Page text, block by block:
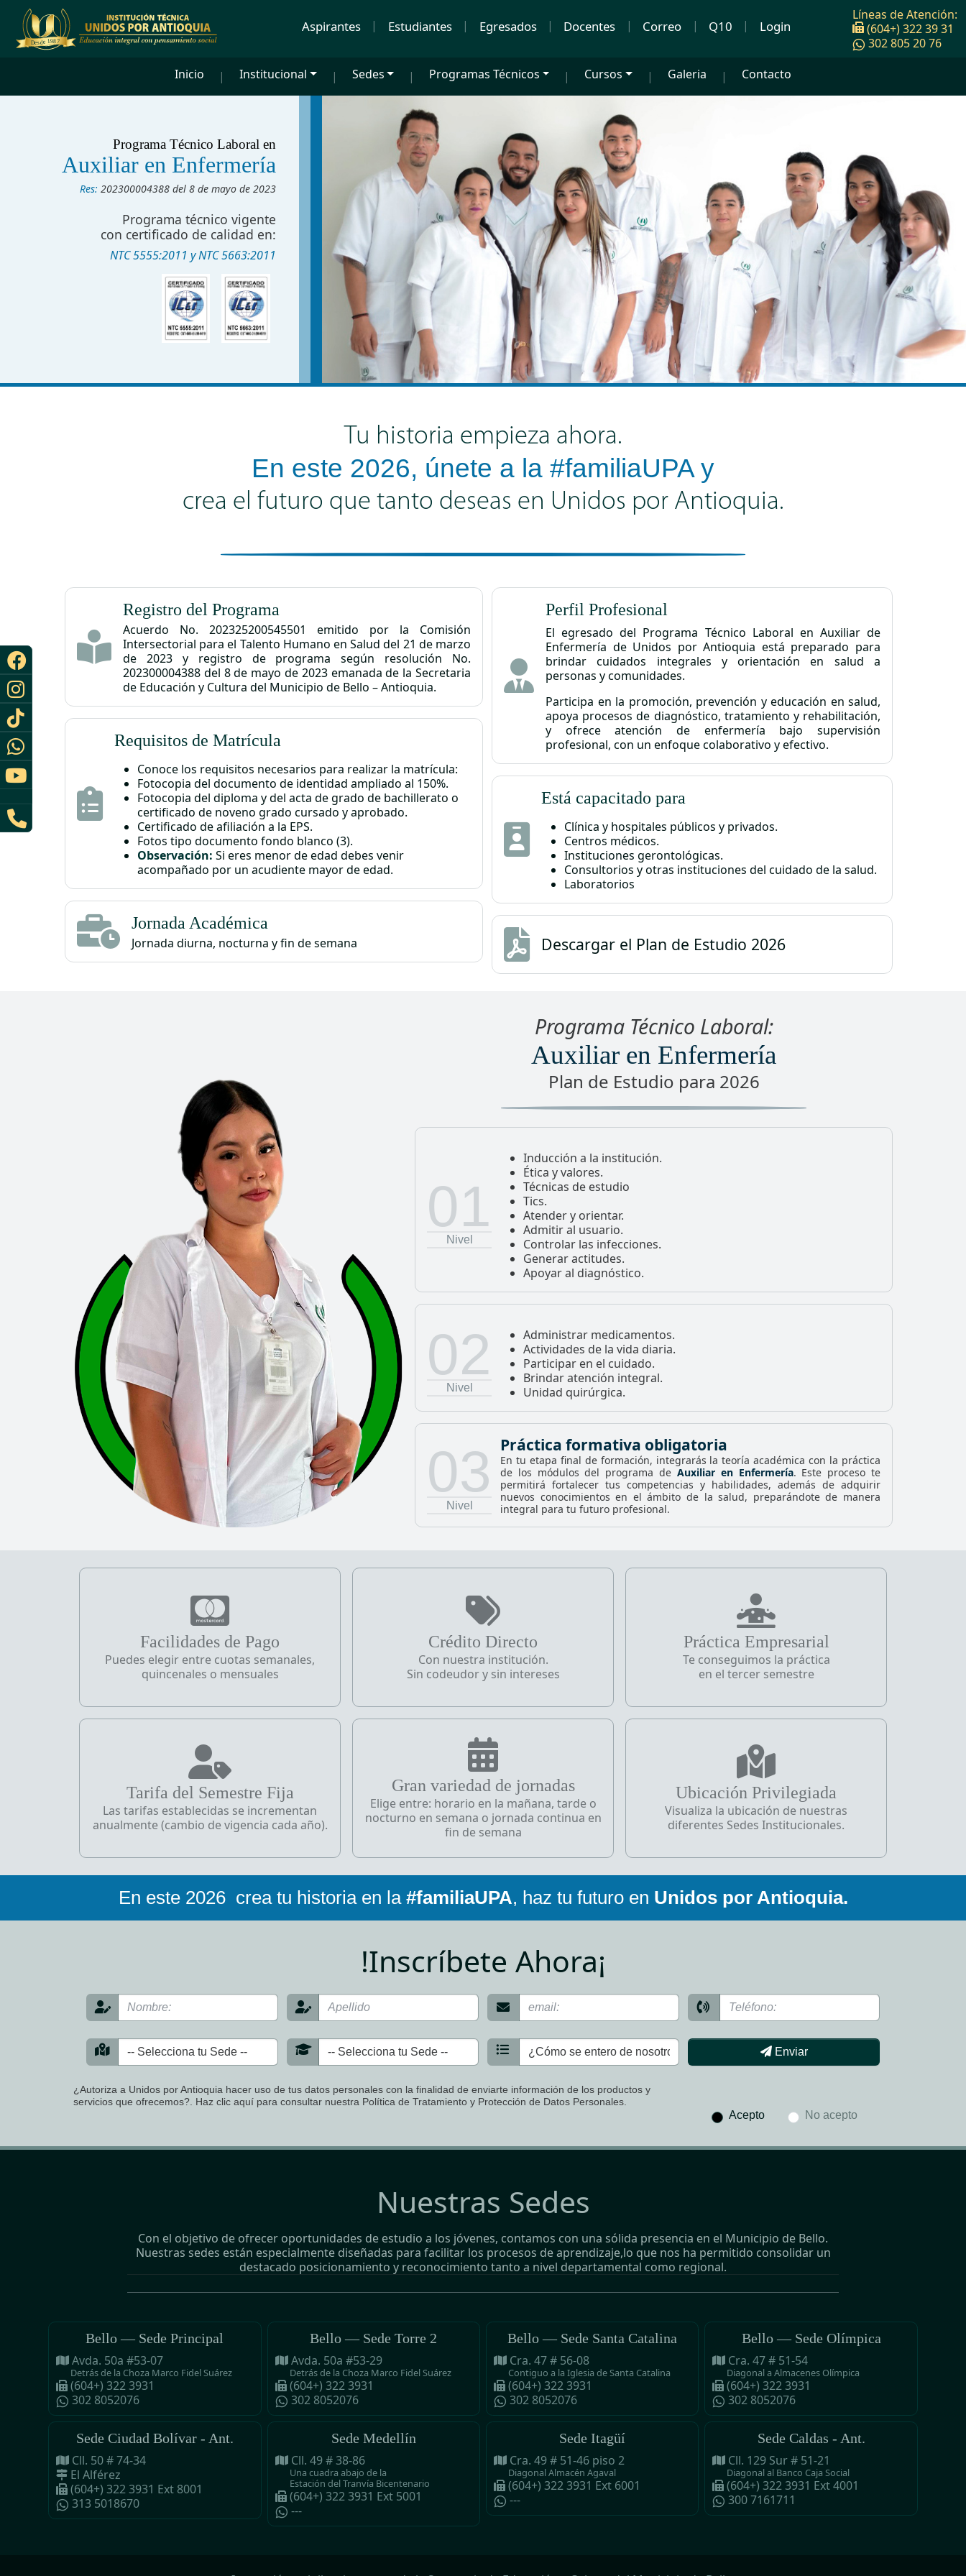
Aspirantes Estudiantes Egresados Docentes Correo Q10 Login
Líneas de Atención:
(604+) 322 39 31
302 805 20 76
Inicio
Institucional Sedes Programas Técnicos Cursos Galeria Contacto
Programa Técnico Laboral en
Auxiliar en Enfermería
Res: 202300004388 del 8 de mayo de 2023
Programa técnico vigente
con certificado de calidad en:
NTC 5555:2011 y NTC 5663:2011
Tu historia empieza ahora.
En este 2026, únete a la #familiaUPA y
crea el futuro que tanto deseas en Unidos por Antioquia.
Registro del Programa
Acuerdo No. 202325200545501 emitido por la Comisión
Intersectorial para el Talento Humano en Salud del 21 de marzo
de 2023 y registro de programa según resolución No.
202300004388 del 8 de mayo de 2023 emanada de la Secretaria
de Educación y Cultura del Municipio de Bello – Antioquia.
Requisitos de Matrícula
Conoce los requisitos necesarios para realizar la matrícula:
Fotocopia del documento de identidad ampliado al 150%.
Fotocopia del diploma y del acta de grado de bachillerato o
certificado de noveno grado cursado y aprobado.
Certificado de afiliación a la EPS.
Fotos tipo documento fondo blanco (3).
Observación: Si eres menor de edad debes venir
acompañado por un acudiente mayor de edad.
Jornada Académica
Jornada diurna, nocturna y fin de semana
Perfil Profesional
El egresado del Programa Técnico Laboral en Auxiliar de
Enfermería de Unidos por Antioquia está preparado para
brindar cuidados integrales y orientación en salud a
personas y comunidades.
Participa en la promoción, prevención y educación en salud,
apoya procesos de diagnóstico, tratamiento y rehabilitación,
y ofrece atención de enfermería bajo supervisión
profesional, con un enfoque colaborativo y efectivo.
Está capacitado para
Clínica y hospitales públicos y privados.
Centros médicos.
Instituciones gerontológicas.
Consultorios y otras instituciones del cuidado de la salud.
Laboratorios
Descargar el Plan de Estudio 2026
Programa Técnico Laboral:
Auxiliar en Enfermería
Plan de Estudio para 2026
01
Nivel
Inducción a la institución.
Ética y valores.
Técnicas de estudio
Tics.
Atender y orientar.
Admitir al usuario.
Controlar las infecciones.
Generar actitudes.
Apoyar al diagnóstico.
02
Nivel
Administrar medicamentos.
Actividades de la vida diaria.
Participar en el cuidado.
Brindar atención integral.
Unidad quirúrgica.
03
Nivel
Práctica formativa obligatoria
En tu etapa final de formación, integrarás la teoría académica con la práctica
de los módulos del programa de Auxiliar en Enfermería. Este proceso te
permitirá fortalecer tus competencias y habilidades, además de adquirir
nuevos conocimientos en el ámbito de la salud, preparándote de manera
integral para tu futuro profesional.
Facilidades de Pago
Puedes elegir entre cuotas semanales,
quincenales o mensuales
Crédito Directo
Con nuestra institución.
Sin codeudor y sin intereses
Práctica Empresarial
Te conseguimos la práctica
en el tercer semestre
Tarifa del Semestre Fija
Las tarifas establecidas se incrementan
anualmente (cambio de vigencia cada año).
Gran variedad de jornadas
Elige entre: horario en la mañana, tarde o
nocturno en semana o jornada continua en
fin de semana
Ubicación Privilegiada
Visualiza la ubicación de nuestras
diferentes Sedes Institucionales.
En este 2026 crea tu historia en la #familiaUPA, haz tu futuro en Unidos por Antioquia.
!Inscríbete Ahora¡
Enviar
¿Autoriza a Unidos por Antioquia hacer uso de tus datos personales con la finalidad de enviarte información de los productos y
servicios que ofrecemos?. Haz clic aquí para consultar nuestra Política de Tratamiento y Protección de Datos Personales.
Acepto No acepto
Nuestras Sedes
Con el objetivo de ofrecer oportunidades de estudio a los jóvenes, contamos con una sólida presencia en el Municipio de Bello.
Nuestras sedes están especialmente diseñadas para facilitar los procesos de aprendizaje,lo que nos ha permitido consolidar un
destacado posicionamiento y reconocimiento tanto a nivel departamental como regional.
Bello — Sede Principal
Avda. 50a #53-07
Detrás de la Choza Marco Fidel Suárez
(604+) 322 3931
302 8052076
Bello — Sede Torre 2
Avda. 50a #53-29
Detrás de la Choza Marco Fidel Suárez
(604+) 322 3931
302 8052076
Bello — Sede Santa Catalina
Cra. 47 # 56-08
Contiguo a la Iglesia de Santa Catalina
(604+) 322 3931
302 8052076
Bello — Sede Olímpica
Cra. 47 # 51-54
Diagonal a Almacenes Olímpica
(604+) 322 3931
302 8052076
Sede Ciudad Bolívar - Ant.
Cll. 50 # 74-34
El Alférez
(604+) 322 3931 Ext 8001
313 5018670
Sede Medellín
Cll. 49 # 38-86
Una cuadra abajo de la
Estación del Tranvía Bicentenario
(604+) 322 3931 Ext 5001
---
Sede Itagüí
Cra. 49 # 51-46 piso 2
Diagonal Almacén Agaval
(604+) 322 3931 Ext 6001
---
Sede Caldas - Ant.
Cll. 129 Sur # 51-21
Diagonal al Banco Caja Social
(604+) 322 3931 Ext 4001
300 7161711